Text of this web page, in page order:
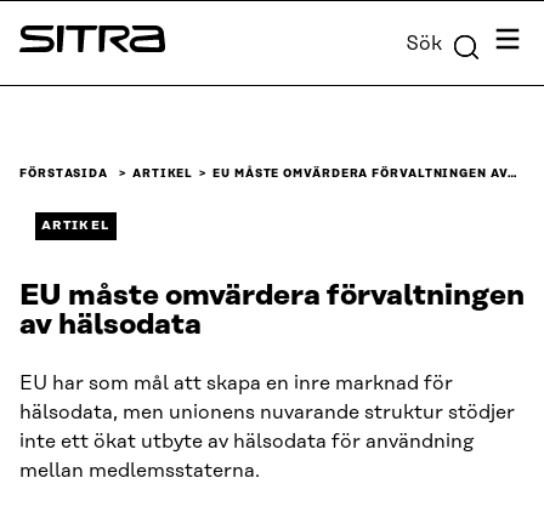
Skip to
content
Sitra Sök Meny
FÖRSTASIDA ARTIKEL EU MÅSTE OMVÄRDERA FÖRVALTNINGEN AV…
ARTIKEL
EU måste omvärdera förvaltningen
av hälsodata
EU har som mål att skapa en inre marknad för
hälsodata, men unionens nuvarande struktur stödjer
inte ett ökat utbyte av hälsodata för användning
mellan medlemsstaterna.